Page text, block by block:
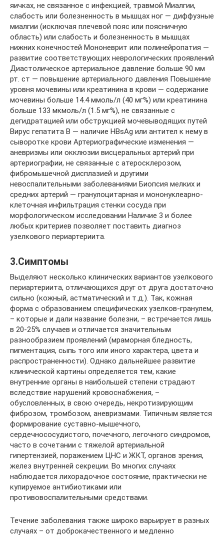
яичках, не связанное с инфекцией, травмой Миалгии,
слабость или болезненность в мышцах ног — диффузные
миалгии (исключая плечевой пояс или поясничную
область) или слабость и болезненность в мышцах
нижних конечностей Мононеврит или полинейропатия —
развитие соответствующих неврологических проявлений
Диастолическое артериальное давление больше 90 мм
рт. ст — повышение артериального давления Повышение
уровня мочевины или креатинина в крови — содержание
мочевины больше 14.4 ммоль/л (40 мг%) или креатинина
больше 133 мкмоль/л (1.5 мг%), не связанные с
дегидратацией или обструкцией мочевыводящих путей
Вирус гепатита B — наличие HBsAg или антител к нему в
сыворотке крови Артериографические изменения —
аневризмы или окклюзии висцеральных артерий при
артериографии, не связанные с атеросклерозом,
фибромышечной дисплазией и другими
невоспалительными заболеваниями Биопсия мелких и
средних артерий — гранулоцитарная и мононуклеарно-
клеточная инфильтрация стенки сосуда при
морфологическом исследовании Наличие 3 и более
любых критериев позволяет поставить диагноз
узелкового периартериита.
3.Симптомы
Выделяют несколько клинических вариантов узелкового
периартериита, отличающихся друг от друга достаточно
сильно (кожный, астматический и т.д.). Так, кожная
форма с образованием специфических узелков-гранулем,
– которые и дали название болезни, – встречается лишь
в 20-25% случаев и отличается значительным
разнообразием проявлений (мраморная бледность,
пигментация, сыпь того или иного характера, цвета и
распространенности). Однако дальнейшее развитие
клинической картины определяется тем, какие
внутренние органы в наибольшей степени страдают
вследствие нарушений кровоснабжения, –
обусловленных, в свою очередь, некротизирующим
фиброзом, тромбозом, аневризмами. Типичным является
формирование суставно-мышечного,
сердечнососудистого, почечного, легочного синдромов,
часто в сочетании с тяжелой артериальной
гипертензией, поражением ЦНС и ЖКТ, органов зрения,
желез внутренней секреции. Во многих случаях
наблюдается лихорадочное состояние, практически не
купируемое антибиотиками или
противовоспалительными средствами.
Течение заболевания также широко варьирует в разных
случаях – от доброкачественного и медленно